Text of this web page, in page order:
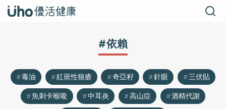
#依賴
毒油 紅斑性狼瘡 奇亞籽 針眼
三伏貼
魚刺卡喉嚨
中耳炎 高山症
酒精代謝